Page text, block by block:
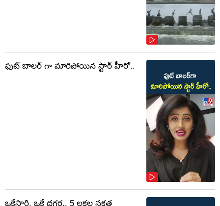
ఫుట్ బాలర్ గా మారిపోయిన స్టార్ హీరో..
ఒకేసారి, ఒకే దగ్గర.. 5 లక్షల నక్షత్ర